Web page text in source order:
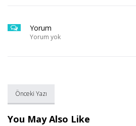
Yorum
Yorum yok
Önceki Yazı
You May Also Like